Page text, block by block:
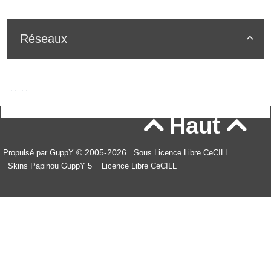

Réseaux
Haut
Propulsé par GuppY © 2005-2026
Sous Licence Libre CeCILL
Skins Papinou GuppY 5
Licence Libre CeCILL